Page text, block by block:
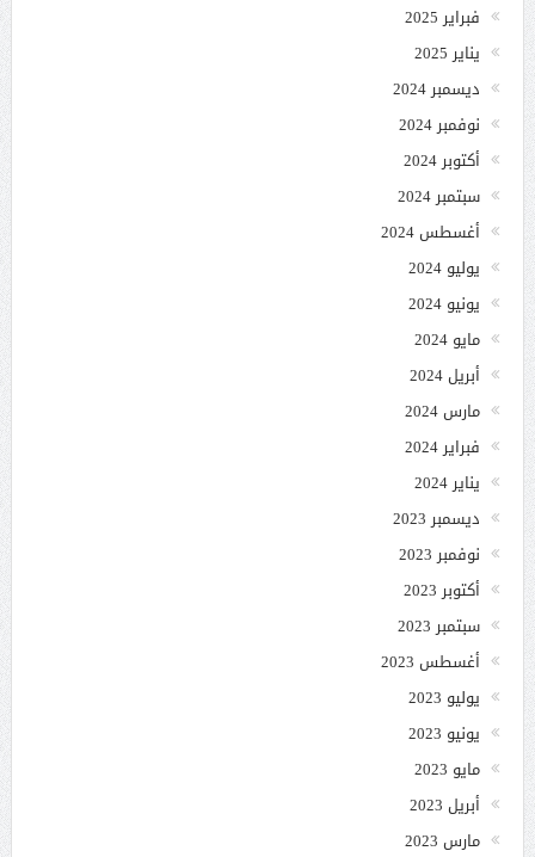
فبراير 2025
يناير 2025
ديسمبر 2024
نوفمبر 2024
أكتوبر 2024
سبتمبر 2024
أغسطس 2024
يوليو 2024
يونيو 2024
مايو 2024
أبريل 2024
مارس 2024
فبراير 2024
يناير 2024
ديسمبر 2023
نوفمبر 2023
أكتوبر 2023
سبتمبر 2023
أغسطس 2023
يوليو 2023
يونيو 2023
مايو 2023
أبريل 2023
مارس 2023